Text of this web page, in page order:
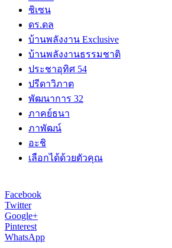
ชิเซน
ดร.ดล
บ้านพลังงาน Exclusive
บ้านพลังงานธรรมชาติ
ประชาอุทิศ 54
ปรีดาวิภาต
พัฒนาการ 32
ภาคย์ธนา
ภาพัฒน์
อะชิ
เลือกได้ด้วยตัวคุณ
Facebook
Twitter
Google+
Pinterest
WhatsApp